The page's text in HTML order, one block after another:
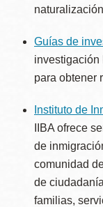
Guías de
para obtener
Instituto de
IIBA ofrece
de
comunidad
de
familias,